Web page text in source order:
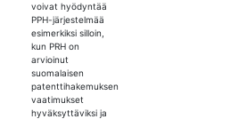
voivat hyödyntää
PPH-järjestelmää
esimerkiksi silloin,
kun PRH on
arvioinut
suomalaisen
patenttihakemuksen
vaatimukset
hyväksyttäviksi ja